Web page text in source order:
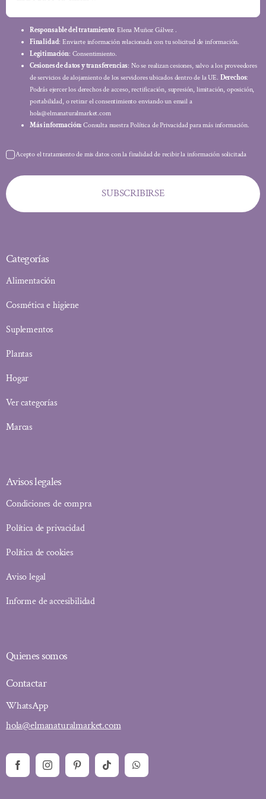
Responsable del tratamiento: Elena Muñoz Gálvez .
Finalidad: Enviarte información relacionada con tu solicitud de información.
Legitimación: Consentimiento.
Cesiones de datos y transferencias: No se realizan cesiones, salvo a los proveedores
de servicios de alojamiento de los servidores ubicados dentro de la UE. Derechos:
Podrás ejercer los derechos de acceso, rectificación, supresión, limitación, oposición,
portabilidad, o retirar el consentimiento enviando un email a
hola@elmanaturalmarket.com
Más información: Consulta nuestra Política de Privacidad para más información.
Acepto el tratamiento de mis datos con la finalidad de recibir la información solicitada
SUBSCRIBIRSE
Categorías
Alimentación
Cosmética e higiene
Suplementos
Plantas
Hogar
Ver categorías
Marcas
Avisos legales
Condiciones de compra
Política de privacidad
Política de cookies
Aviso legal
Informe de accesibilidad
Quienes somos
Contactar
WhatsApp
hola@elmanaturalmarket.com